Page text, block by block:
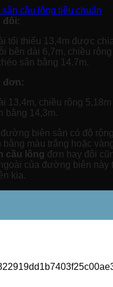
cầu lông tiêu chuẩn
đôi:
tối thiểu 13,4m được
bên dài 6,7m, chiều
sân bằng 14.7m.
đơn:
13,4m, chiều rộng
bằng 14,3m.
biên sân có độ
màu trắng hoặc
cầu lông đơn hay đôi
của đường biên này
kia.